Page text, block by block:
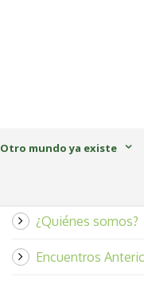
Otro mundo ya existe
¿Quiénes somos?
Encuentros